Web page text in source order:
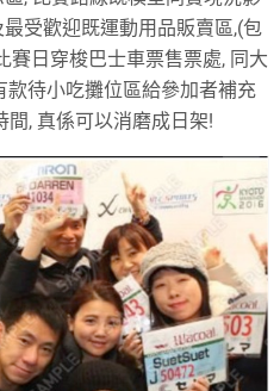
受歡迎既運動用品販賣區,(包
賽日穿梭巴士車票售票處, 同大
款待小吃攤位區給參加者補充
間, 真係可以消磨成日架!